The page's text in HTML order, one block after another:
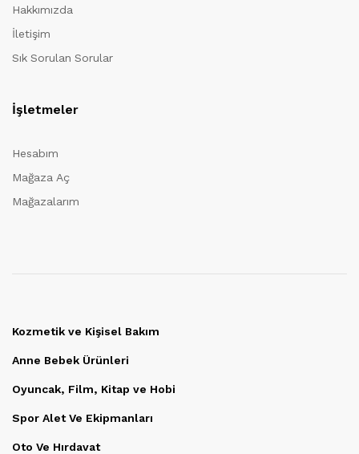
Hakkımızda
İletişim
Sık Sorulan Sorular
İşletmeler
Hesabım
Mağaza Aç
Mağazalarım
Kozmetik ve Kişisel Bakım
Anne Bebek Ürünleri
Oyuncak, Film, Kitap ve Hobi
Spor Alet Ve Ekipmanları
Oto Ve Hırdavat